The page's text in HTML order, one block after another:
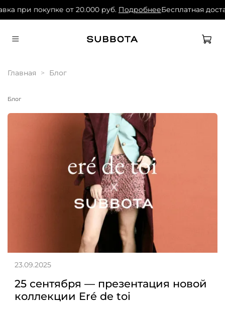
при покупке от 20.000 руб.ПодробнееБесплатная
Главная Блог
Блог
25 сентября — презентация новой
коллекции Eré de toi
23.09.2025